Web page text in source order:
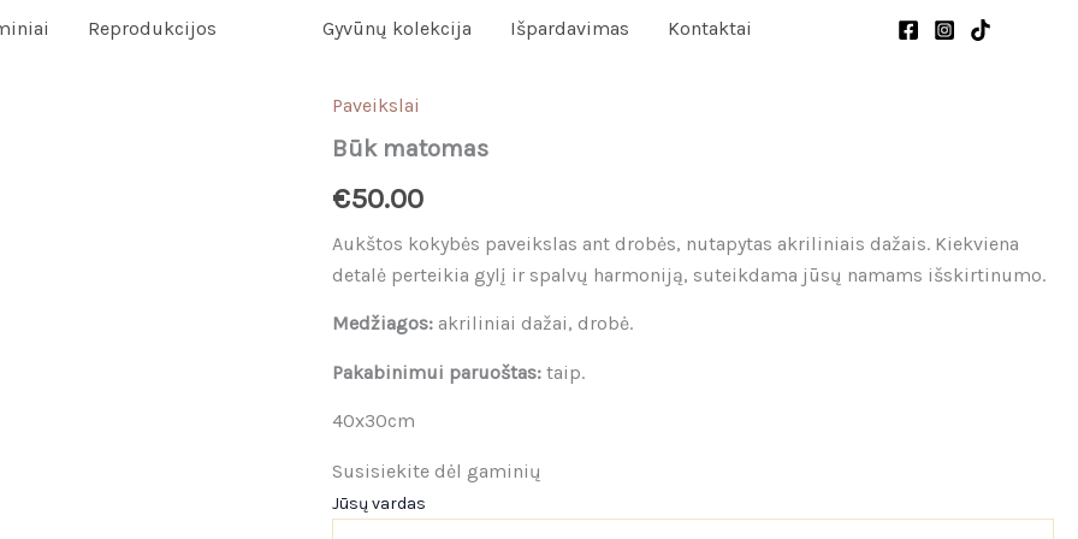
Reprodukcijos Gyvūnų kolekcija Išpardavimas Kontaktai
Paveikslai
Būk matomas
€50.00
Aukštos kokybės paveikslas ant drobės, nutapytas akriliniais dažais. Kiekviena
detalė perteikia gylį ir spalvų harmoniją, suteikdama jūsų namams išskirtinumo.
Medžiagos: akriliniai dažai, drobė.
Pakabinimui paruoštas: taip.
40x30cm
Susisiekite dėl gaminių
Jūsų vardas